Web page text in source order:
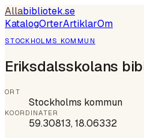
Allabibliotek.se
KatalogOrterArtiklarOm
STOCKHOLMS KOMMUN
Eriksdalsskolans
ORT
Stockholms kommun
KOORDINATER
59.30813,18.06332